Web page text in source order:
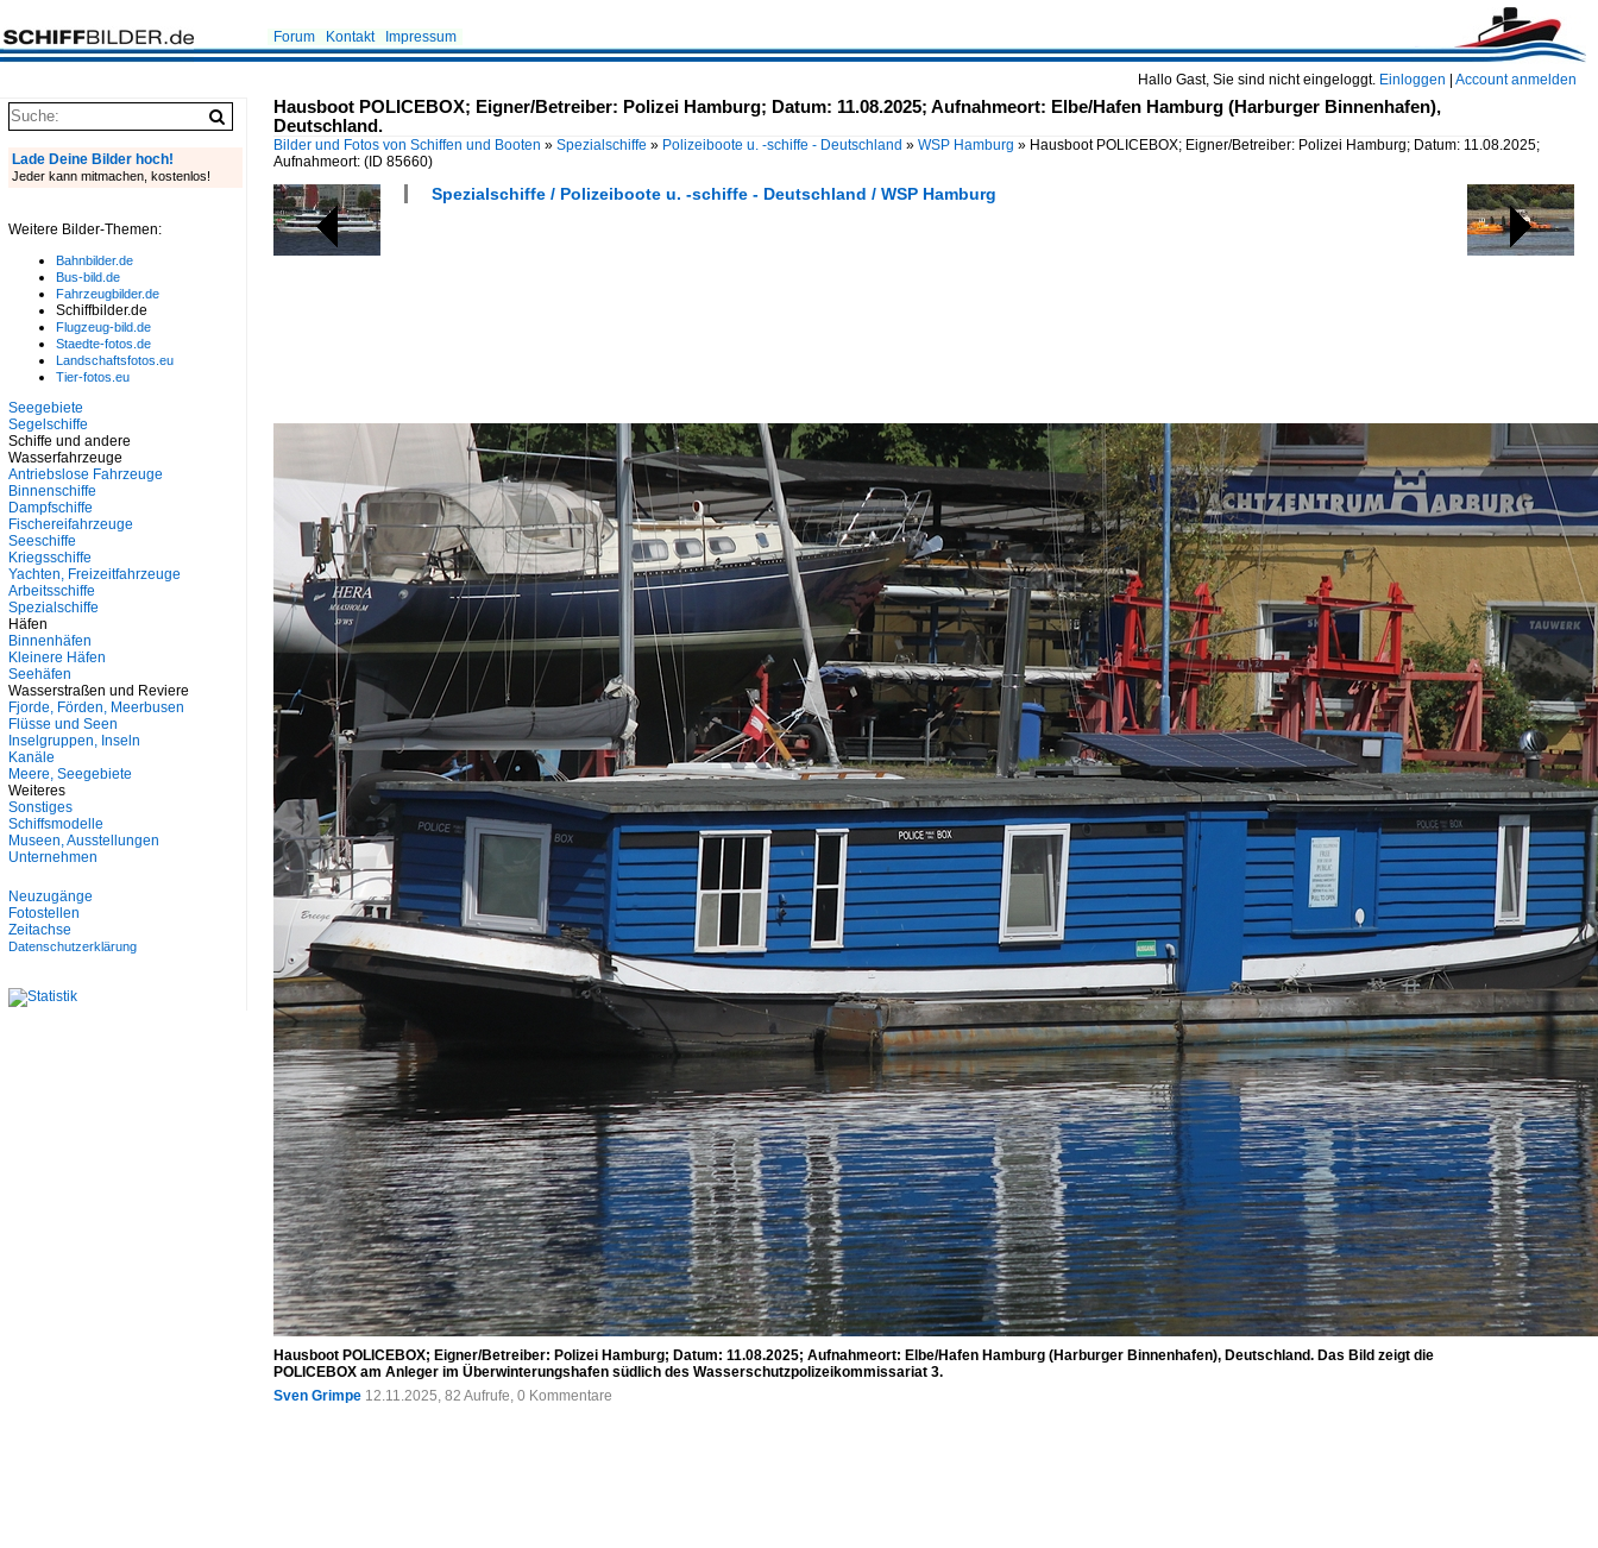
Hallo Gast, Sie sind nicht eingeloggt. Einloggen Account anmelden
Forum Kontakt Impressum
Hausboot POLICEBOX; Eigner/Betreiber: Polizei Hamburg; Datum: 11.08.2025; Aufnahmeort: Elbe/Hafen Hamburg (Harburger Binnenhafen),
Deutschland.
Bilder und Fotos von Schiffen und Booten » Spezialschiffe » Polizeiboote u. -schiffe - Deutschland » WSP Hamburg » Hausboot POLICEBOX; Eigner/Betreiber: Polizei Hamburg; Datum: 11.08.2025;
Aufnahmeort: (ID 85660)
Spezialschiffe / Polizeiboote u. -schiffe - Deutschland / WSP Hamburg
Hausboot POLICEBOX; Eigner/Betreiber: Polizei Hamburg; Datum: 11.08.2025; Aufnahmeort: Elbe/Hafen Hamburg (Harburger Binnenhafen), Deutschland. Das Bild zeigt die
POLICEBOX am Anleger im Überwinterungshafen südlich des Wasserschutzpolizeikommissariat 3.
Sven Grimpe 12.11.2025, 82 Aufrufe, 0 Kommentare
Lade Deine Bilder hoch!
Jeder kann mitmachen, kostenlos!
Weitere Bilder-Themen:
Bahnbilder.de
Bus-bild.de
Fahrzeugbilder.de
Schiffbilder.de
Flugzeug-bild.de
Staedte-fotos.de
Landschaftsfotos.eu
Tier-fotos.eu
Seegebiete
Segelschiffe
Schiffe und andere
Wasserfahrzeuge
Antriebslose Fahrzeuge
Binnenschiffe
Dampfschiffe
Fischereifahrzeuge
Seeschiffe
Kriegsschiffe
Yachten, Freizeitfahrzeuge
Arbeitsschiffe
Spezialschiffe
Häfen
Binnenhäfen
Kleinere Häfen
Seehäfen
Wasserstraßen und Reviere
Fjorde, Förden, Meerbusen
Flüsse und Seen
Inselgruppen, Inseln
Kanäle
Meere, Seegebiete
Weiteres
Sonstiges
Schiffsmodelle
Museen, Ausstellungen
Unternehmen
Neuzugänge
Fotostellen
Zeitachse
Datenschutzerklärung